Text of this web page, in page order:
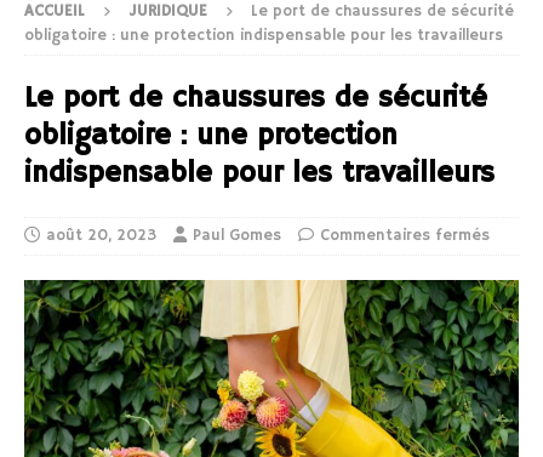
ACCUEIL JURIDIQUE
Le port de chaussures de sécurité
obligatoire : une protection indispensable pour les travailleurs
Le port de chaussures de sécurité
obligatoire : une protection
indispensable pour les travailleurs
août 20, 2023 Paul Gomes Commentaires fermés